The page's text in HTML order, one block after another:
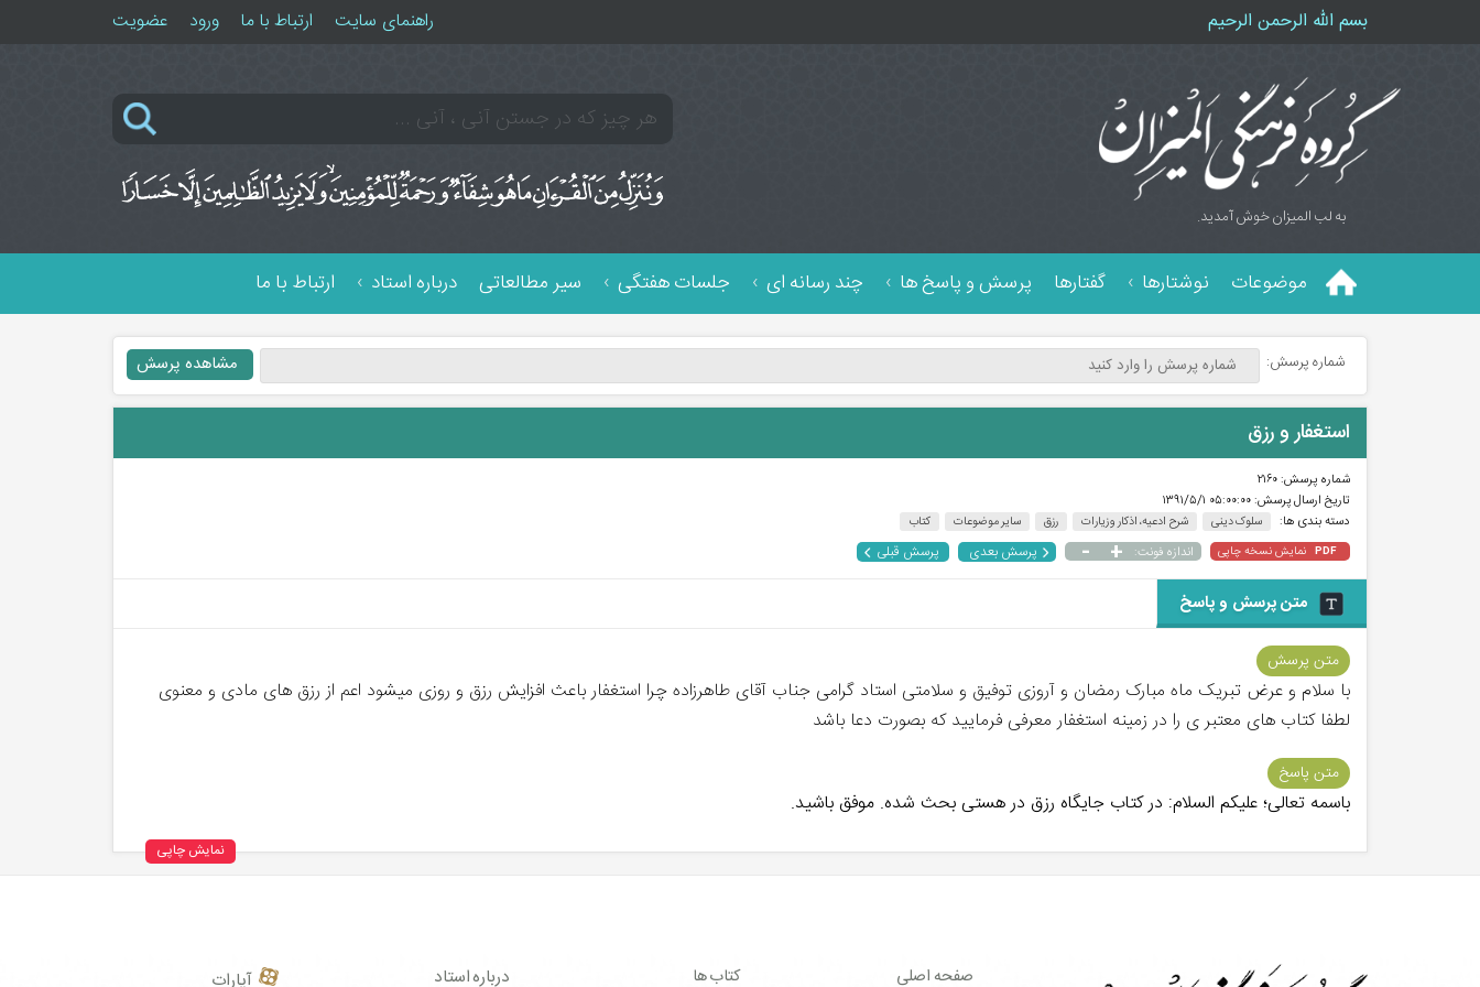
بسم الله الرحمن الرحیم راهنمای سایت ارتباط با ما ورود عضویت
به لب المیزان خوش آمدید.
موضوعات نوشتارها گفتارها پرسش و پاسخ ها چند رسانه ای جلسات هفتگی سیر مطالعاتی درباره استاد ارتباط با ما
شماره پرسش:
استغفار و رزق
شماره پرسش:۲۱۶۰
تاریخ ارسال پرسش:۰۵:۰۰:۰۰ ۱۳۹۱/۵/۱
دسته بندی ها:
سلوک دینی شرح ادعیه، اذکار و زیارات رزق سایر موضوعات کتاب
PDF نمایش نسخه چاپی اندازه فونت: +
- پرسش بعدی پرسش قبلی
متن پرسش و پاسخ
متن پرسش
با سلام و عرض تبریک ماه مبارک رمضان و آروزی توفیق و سلامتی استاد گرامی جناب آقای طاهرزاده چرا استغفار باعث افزایش رزق و روزی میشود اعم از رزق های مادی و معنوی
لطفا کتاب های معتبر ی را در زمینه استغفار معرفی فرمایید که بصورت دعا باشد
متن پاسخ
باسمه تعالی؛ علیکم السلام: در کتاب جایگاه رزق در هستی بحث شده. موفق باشید.
نمایش چاپی
صفحه اصلی کتاب ها درباره استاد آپارات